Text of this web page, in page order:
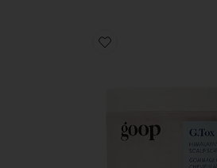
Favorite G.tox